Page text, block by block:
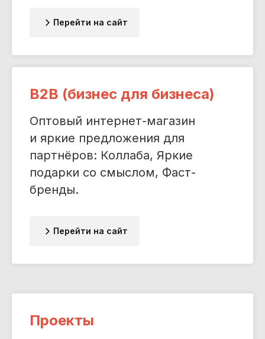
Перейти на сайт
B2B (бизнес для бизнеса)
Оптовый интернет-магазин
и яркие предложения для
партнёров: Коллаба, Яркие
подарки со смыслом, Фаст-
бренды.
Перейти на сайт
Проекты